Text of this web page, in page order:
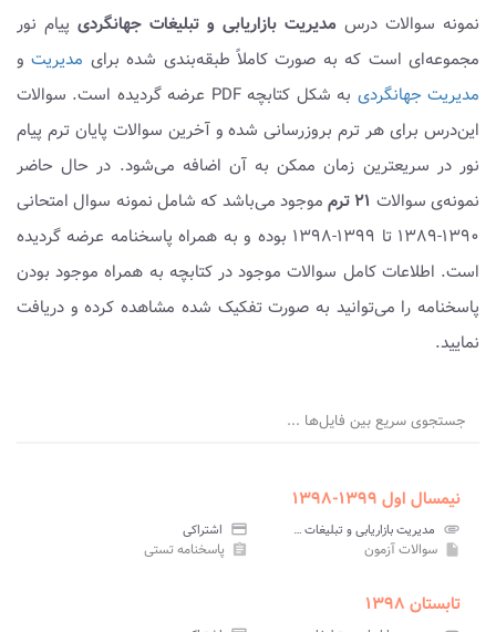
نمونه سوالات درس مدیریت بازاریابی و تبلیغات جهانگردی پیام نور
مجموعه‌ای است که به صورت کاملاً طبقه‌بندی شده برای مدیریتو
مدیریت جهانگردی
به شکل کتابچه PDF عرضه گردیده است. سوالات
این‌درس برای هر ترم بروزرسانی شده و آخرین سوالات پایان ترم پیام
نور در سریعترین زمان ممکن به آن اضافه می‌شود. در حال حاضر
نمونه‌ی سوالات ۲۱ ترم
موجود می‌باشد که شامل نمونه سوال امتحانی
۱۳۹۰-۱۳۸۹ تا ۱۳۹۹-۱۳۹۸ بوده و به همراه پاسخنامه عرضه گردیده
است. اطلاعات کامل سوالات موجود در کتابچه به همراه موجود بودن
پاسخنامه را می‌توانید به صورت تفکیک شده مشاهده کرده و دریافت
نمایید.
جستجوی سریع بین فایل‌ها ...
نیمسال اول ۱۳۹۹-۱۳۹۸
attachment مدیریت بازاریابی و تبلیغات جهانگردی پیام نور credit_card اشتراکی
insert_drive_file سوالات آزمون assignment پاسخنامه تستی
تابستان ۱۳۹۸